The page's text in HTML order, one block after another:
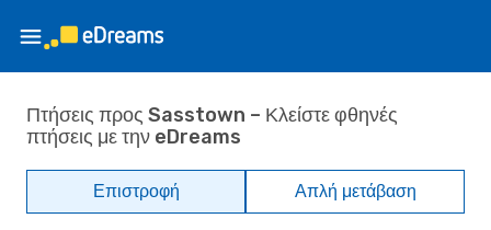
Πτήσεις προς Sasstown – Κλείστε φθηνές
πτήσεις με την eDreams
Επιστροφή Απλή μετάβαση